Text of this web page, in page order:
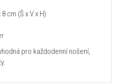
cm (Š x V x H)
pro každodenní nošení,